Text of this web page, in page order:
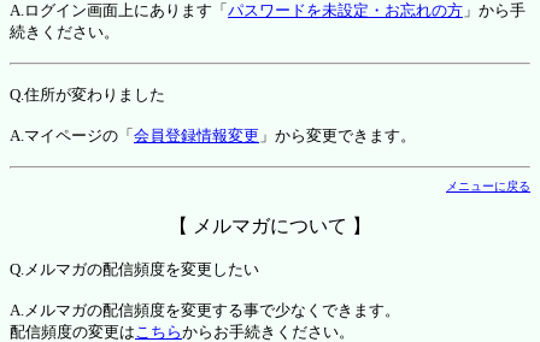
A.ログイン画面上にあります「 パスワードを未設定・お忘れの方 」から手
続きください。
Q.住所が変わりました
A.マイページの「 会員登録情報変更 」から変更できます。
メニューに戻る
【 メルマガについて 】
Q.メルマガの配信頻度を変更したい
A.メルマガの配信頻度を変更する事で少なくできます。
配信頻度の変更はこちらからお手続きください。